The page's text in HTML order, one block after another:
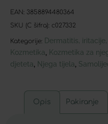
EAN: 3858894480364
SKU (C šifra): c027332
Kategorije: Dermatitis,
Kozmetika Kozmetika za
djeteta Njega tijela
Opis Pakiranje